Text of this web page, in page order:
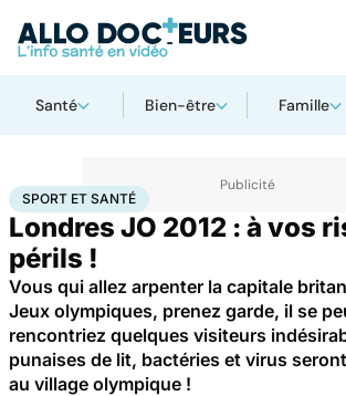
Santé Bien-être Famille
AccueilBien-êtreSport santé Sport et santé
SPORT ET SANTÉ
Londres JO 2012 : à vos
périls !
Vous qui allez arpenter la capitale
Jeux olympiques, prenez garde, il se
rencontriez quelques visiteurs
punaises de lit, bactéries et virus
au village olympique !